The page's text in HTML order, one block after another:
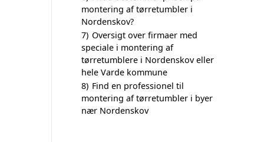
montering af tørretumbler i
Nordenskov?
7) Oversigt over firmaer med
speciale i montering af
tørretumblere i Nordenskov eller
hele Varde kommune
8) Find en professionel til
montering af tørretumbler i byer
nær Nordenskov